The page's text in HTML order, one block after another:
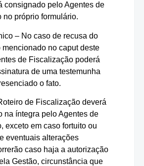
consignado pelo Agentes de
no próprio formulário.
– No caso de recusa do
mencionado no caput deste
de Fiscalização poderá
de uma testemunha
o fato.
de Fiscalização deverá
na íntegra pelo Agentes de
exceto em caso fortuito ou
eventuais alterações
caso haja a autorização
Gestão, circunstância que